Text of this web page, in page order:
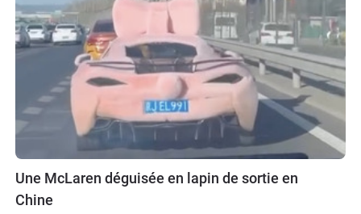
Une McLaren déguisée en lapin de sortie en
Chine